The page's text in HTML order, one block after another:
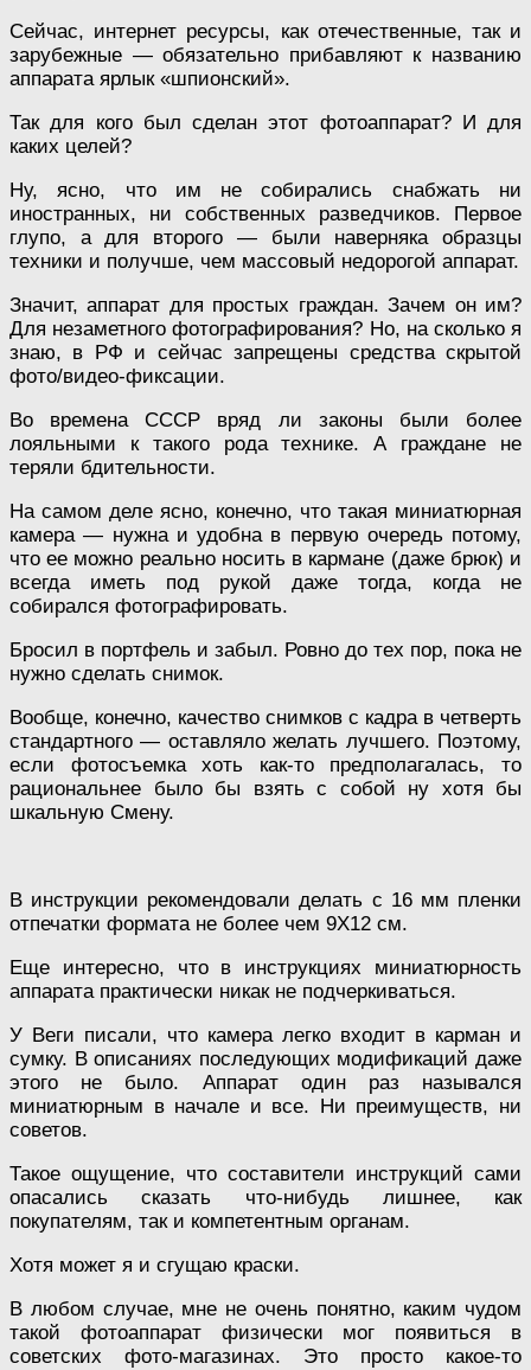
Сейчас, интернет ресурсы, как отечественные, так и
зарубежные — обязательно прибавляют к названию
аппарата ярлык «шпионский».
Так для кого был сделан этот фотоаппарат? И для
каких целей?
Ну, ясно, что им не собирались снабжать ни
иностранных, ни собственных разведчиков. Первое
глупо, а для второго — были наверняка образцы
техники и получше, чем массовый недорогой аппарат.
Значит, аппарат для простых граждан. Зачем он им?
Для незаметного фотографирования? Но, на сколько я
знаю, в РФ и сейчас запрещены средства скрытой
фото/видео-фиксации.
Во времена СССР вряд ли законы были более
лояльными к такого рода технике. А граждане не
теряли бдительности.
На самом деле ясно, конечно, что такая миниатюрная
камера — нужна и удобна в первую очередь потому,
что ее можно реально носить в кармане (даже брюк) и
всегда иметь под рукой даже тогда, когда не
собирался фотографировать.
Бросил в портфель и забыл. Ровно до тех пор, пока не
нужно сделать снимок.
Вообще, конечно, качество снимков с кадра в четверть
стандартного — оставляло желать лучшего. Поэтому,
если фотосъемка хоть как-то предполагалась, то
рациональнее было бы взять с собой ну хотя бы
шкальную Смену.
В инструкции рекомендовали делать с 16 мм пленки
отпечатки формата не более чем 9Х12 см.
Еще интересно, что в инструкциях миниатюрность
аппарата практически никак не подчеркиваться.
У Веги писали, что камера легко входит в карман и
сумку. В описаниях последующих модификаций даже
этого не было. Аппарат один раз назывался
миниатюрным в начале и все. Ни преимуществ, ни
советов.
Такое ощущение, что составители инструкций сами
опасались сказать что-нибудь лишнее, как
покупателям, так и компетентным органам.
Хотя может я и сгущаю краски.
В любом случае, мне не очень понятно, каким чудом
такой фотоаппарат физически мог появиться в
советских фото-магазинах. Это просто какое-то